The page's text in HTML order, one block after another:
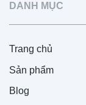
DANH MỤC
Trang chủ
Sản phẩm
Blog